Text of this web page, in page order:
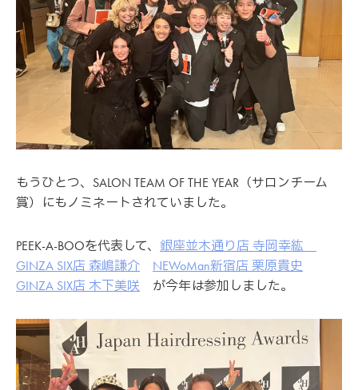
もうひとつ、SALON TEAM OF THE YEAR（サロンチーム
賞）にもノミネートされていました。
PEEK-A-BOOを代表して、 銀座並木通り店 寺岡幸紘
GINZA SIX店 森嶋謙介
NEWoMan新宿店 栗原貴史
GINZA SIX店 木下美咲 が今年は参加しました。